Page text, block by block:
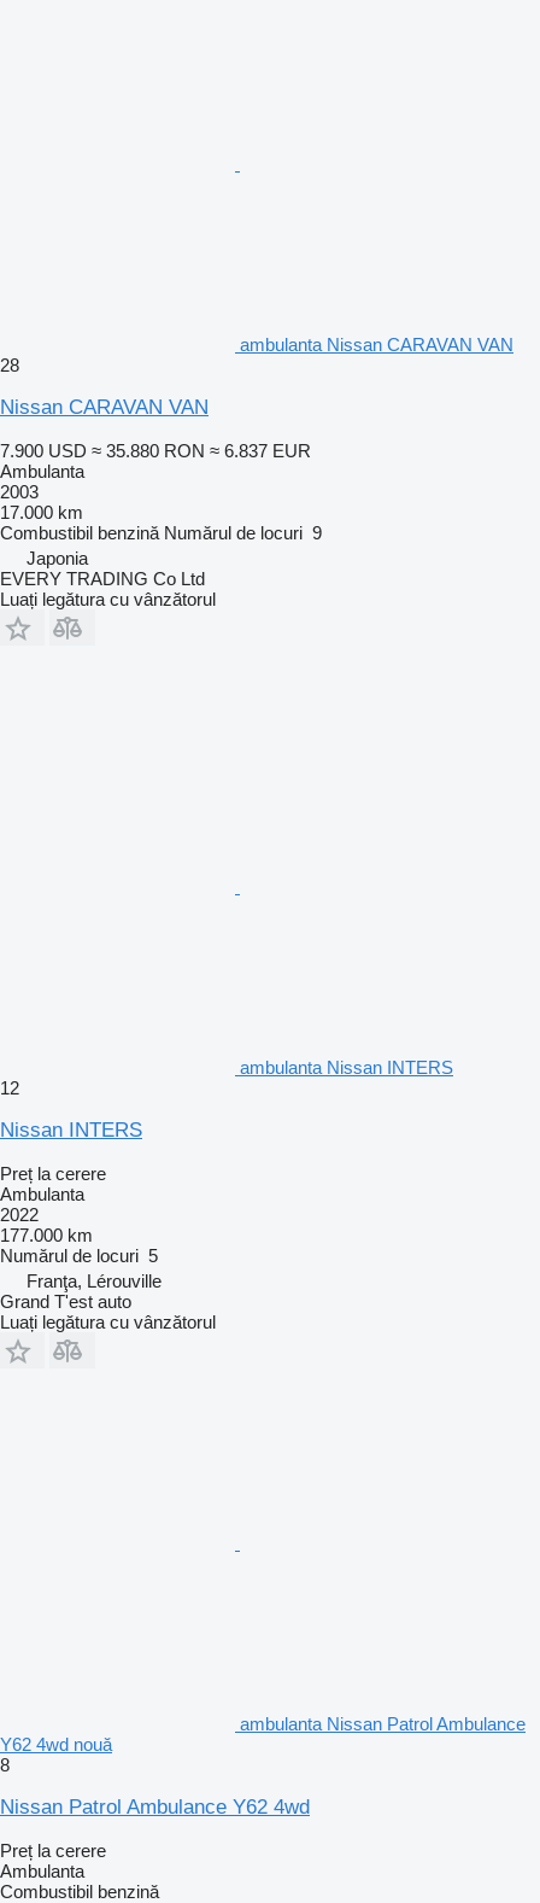
ambulanta Nissan CARAVAN VAN
28
Nissan CARAVAN VAN
7.900 USD ≈ 35.880 RON ≈ 6.837 EUR
Ambulanta
2003
17.000 km
Combustibil benzină Numărul de locuri 9
Japonia
EVERY TRADING Co Ltd
Luați legătura cu vânzătorul
ambulanta Nissan INTERS
12
Nissan INTERS
Preț la cerere
Ambulanta
2022
177.000 km
Numărul de locuri 5
Franţa, Lérouville
Grand T'est auto
Luați legătura cu vânzătorul
ambulanta Nissan Patrol Ambulance
Y62 4wd nouă
8
Nissan Patrol Ambulance Y62 4wd
Preț la cerere
Ambulanta
Combustibil benzină